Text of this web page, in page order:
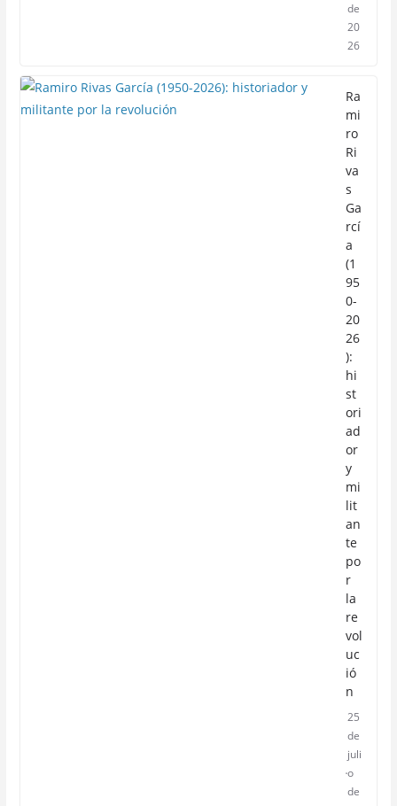
de
20
26
Ra
mi
ro
Ri
va
s
Ga
rcí
a
(1
95
0-
20
26
):
hi
st
ori
ad
or
y
mi
lit
an
te
po
r
la
re
vol
uc
ió
n
25
de
juli
o
de